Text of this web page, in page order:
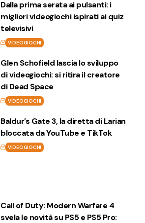
Dalla prima serata ai pulsanti: i
migliori videogiochi ispirati ai quiz
televisivi
VIDEOGIOCHI
Glen Schofield lascia lo sviluppo
di videogiochi: si ritira il creatore
di Dead Space
VIDEOGIOCHI
Baldur’s Gate 3, la diretta di Larian
bloccata da YouTube e TikTok
VIDEOGIOCHI
Call of Duty: Modern Warfare 4
svela le novità su PS5 e PS5 Pro: